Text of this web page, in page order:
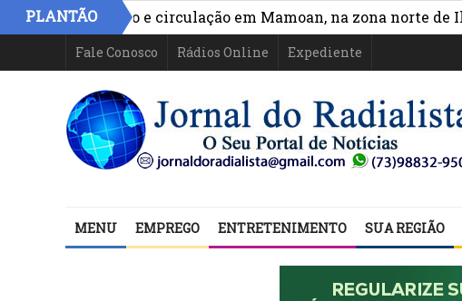
PLANTÃO
acesso e circulação em Mamoan, na zona norte de Ilhéus »
Fale Conosco Rádios Online Expediente
MENU EMPREGO ENTRETENIMENTO SUA REGIÃO